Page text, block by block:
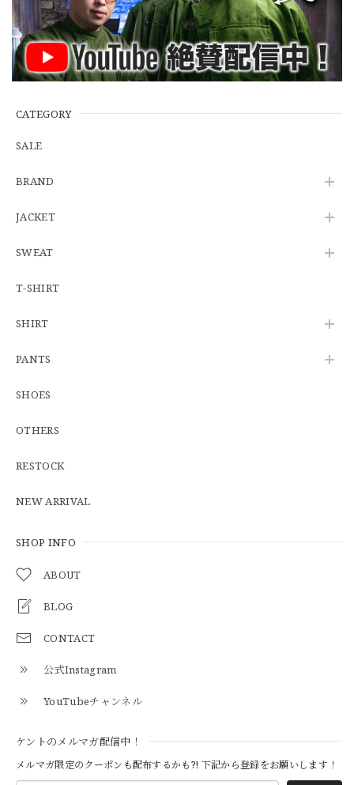
CATEGORY
SALE
BRAND
JACKET
SWEAT
T-SHIRT
SHIRT
PANTS
SHOES
OTHERS
RESTOCK
NEW ARRIVAL
SHOP INFO
ABOUT
BLOG
CONTACT
公式Instagram
YouTubeチャンネル
ケントのメルマガ配信中！
メルマガ限定のクーポンも配布するかも?! 下記から登録をお願いします！
2026/06/29
【W34】POLO by Ralph Lauren POLO CHINO ポロチノ ラルフローレン ユーズド No.141
2026/04/27
とても早く対応頂きありがとうございました。
BLACK
2026/04/21